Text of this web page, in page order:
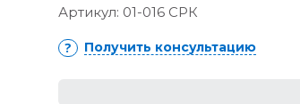
Артикул: 01-016 СРК
Получить консультацию